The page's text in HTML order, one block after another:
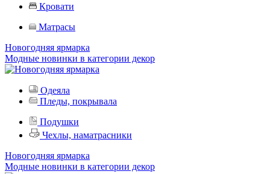
Кровати
Матрасы
Новогодняя ярмарка
Модные новинки в категории декор
Одеяла
Пледы, покрывала
Подушки
Чехлы, наматрасники
Новогодняя ярмарка
Модные новинки в категории декор